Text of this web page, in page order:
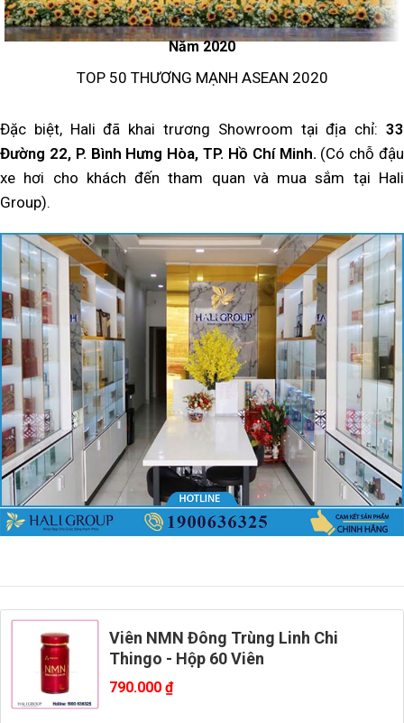
Năm 2020
TOP 50 THƯƠNG MẠNH ASEAN 2020
Đặc biệt, Hali đã khai trương Showroom tại địa chỉ: 33
Đường 22, P. Bình Hưng Hòa, TP. Hồ Chí Minh. (Có chỗ đậu
xe hơi cho khách đến tham quan và mua sắm tại Hali
Group).
Viên NMN Đông Trùng Linh Chi
Thingo - Hộp 60 Viên
790.000 ₫